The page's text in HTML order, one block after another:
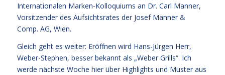
Internationalen Marken-Kolloquiums an Dr. Carl Manner,
Vorsitzender des Aufsichtsrates der Josef Manner &
Comp. AG, Wien.
Gleich geht es weiter: Eröffnen wird Hans-Jürgen Herr,
Weber-Stephen, besser bekannt als „Weber Grills“. Ich
werde nächste Woche hier über Highlights und Muster aus